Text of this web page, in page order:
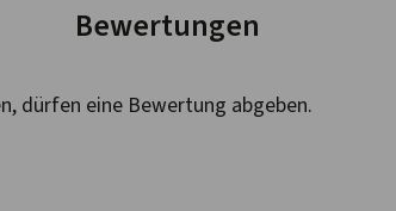
Bewertungen
dürfen eine Bewertung abgeben.